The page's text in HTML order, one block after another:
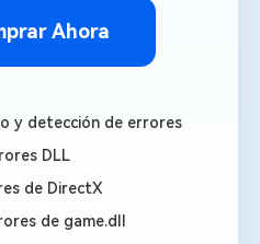
Ahora
y detección de errores
DLL
de DirectX
de game.dll